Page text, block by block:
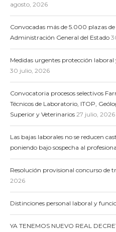
agosto, 2026
Convocadas más de 5.000 plazas
Administración General del Estado
Medidas urgentes protección laboral
30 julio, 2026
Convocatoria procesos selectivos
Técnicos de Laboratorio, ITOP,
Superior y Veterinarios 27 julio, 2026
Las bajas laborales no se reducen
poniendo bajo sospecha al
Resolución provisional concurso de
2026
Distinciones personal laboral y
YA TENEMOS NUEVO REAL